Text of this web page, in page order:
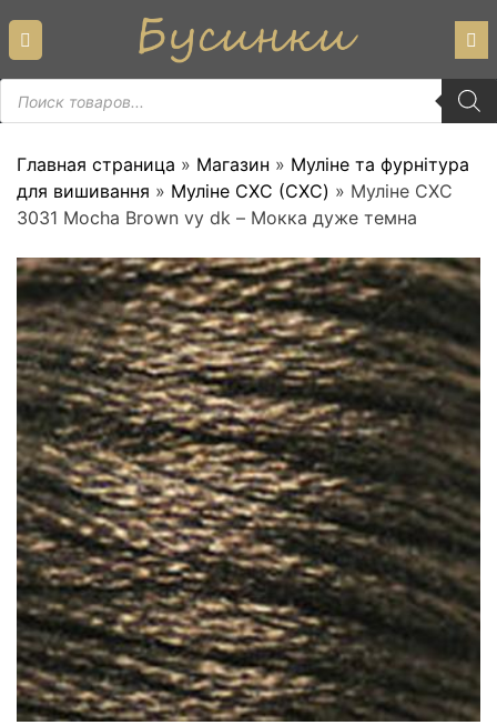
content
Пошук
товарів
Главная страница » Магазин » Муліне та фурнітура
для вишивання » Муліне СХС (CXC) » Муліне СХС
3031 Mocha Brown vy dk – Мокка дуже темна